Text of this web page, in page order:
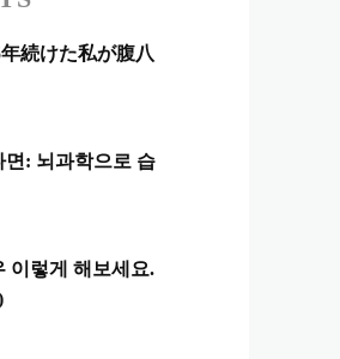
続けた私が腹八
면: 뇌과학으로 습
이렇게 해보세요.